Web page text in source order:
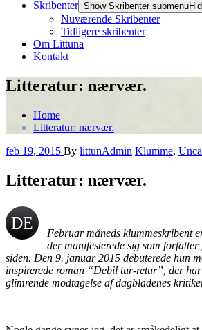
Skribenter Show Skribenter submenu
Nuværende Skribenter
Tidligere skribenter
Om Littuna
Kontakt
Litteratur: nærvær.
Home
Litteratur: nærvær.
feb 19, 2015 By littunAdmin Klumme,
Litteratur: nærvær.
DE
N
FOR
TÆ
Februar måneds klummeskribent
der manifesterede sig som
siden. Den 9. januar 2015 debuterede hun
inspirerede roman “Debil tur-retur”, der
glimrende modtagelse af dagbladenes